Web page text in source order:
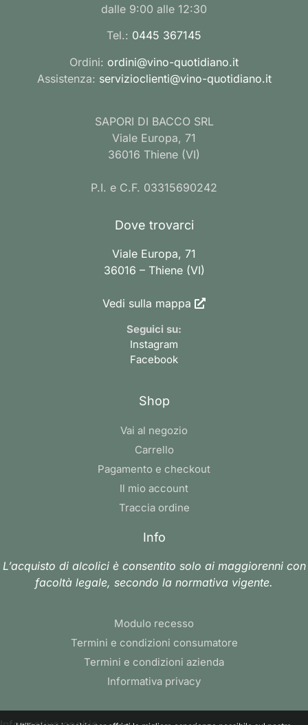
dalle 9:00 alle 12:30
Tel.: 0445 367145
Ordini: ordini@vino-quotidiano.it
Assistenza: servizioclienti@vino-quotidiano.it
SAPORI DI BACCO SRL
Viale Europa, 71
36016 Thiene (VI)
P.I. e C.F. 03315690242
Dove trovarci
Viale Europa, 71
36016 – Thiene (VI)
Vedi sulla mappa
Seguici su:
Instagram
Facebook
Shop
Vai al negozio
Carrello
Pagamento e checkout
Il mio account
Traccia ordine
Info
L’acquisto di alcolici è consentito solo ai maggiorenni con
facoltà legale, secondo la normativa vigente.
Modulo recesso
Termini e condizioni consumatore
Termini e condizioni azienda
Informativa privacy